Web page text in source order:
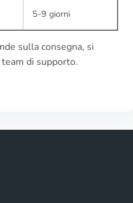
5-9 giorni
sulla consegna, si
di supporto.